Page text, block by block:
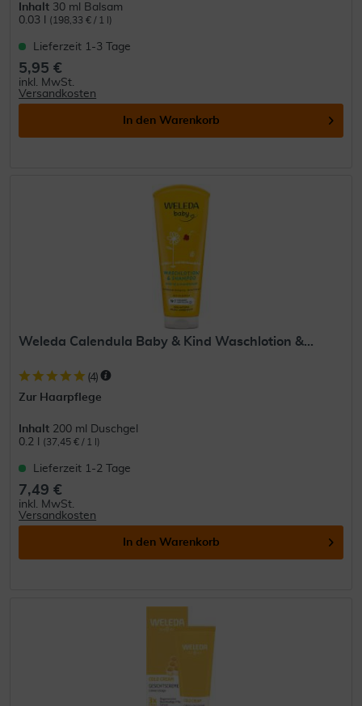
Inhalt 30 ml Balsam
0.03 l
(198,33 € / 1 l)
Lieferzeit 1-3 Tage
5,95 €
inkl. MwSt.
Versandkosten
In den Warenkorb
Weleda Calendula Baby & Kind Waschlotion &...
(4)
Zur Haarpflege
Inhalt 200 ml Duschgel
0.2 l
(37,45 € / 1 l)
Lieferzeit 1-2 Tage
7,49 €
inkl. MwSt.
Versandkosten
In den Warenkorb